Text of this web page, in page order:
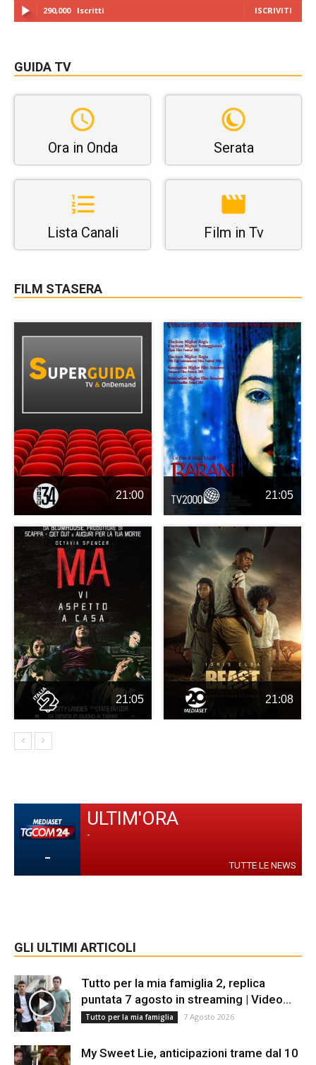
290,000 Iscritti ISCRIVITI
GUIDA TV
Ora in Onda Serata
Lista Canali Film in Tv
FILM STASERA
21:00 21:05
21:05 21:08
-
ULTIM'ORA
-
TUTTE LE NEWS
GLI ULTIMI ARTICOLI
Tutto per la mia famiglia 2, replica
puntata 7 agosto in streaming | Video...
Tutto per la mia famiglia 7 Agosto 2026
My Sweet Lie, anticipazioni trame dal 10